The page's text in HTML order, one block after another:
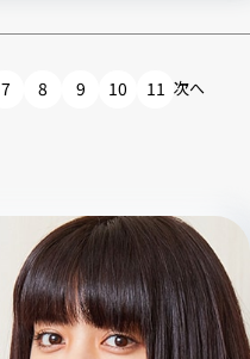
7 8 9 10 11 次へ